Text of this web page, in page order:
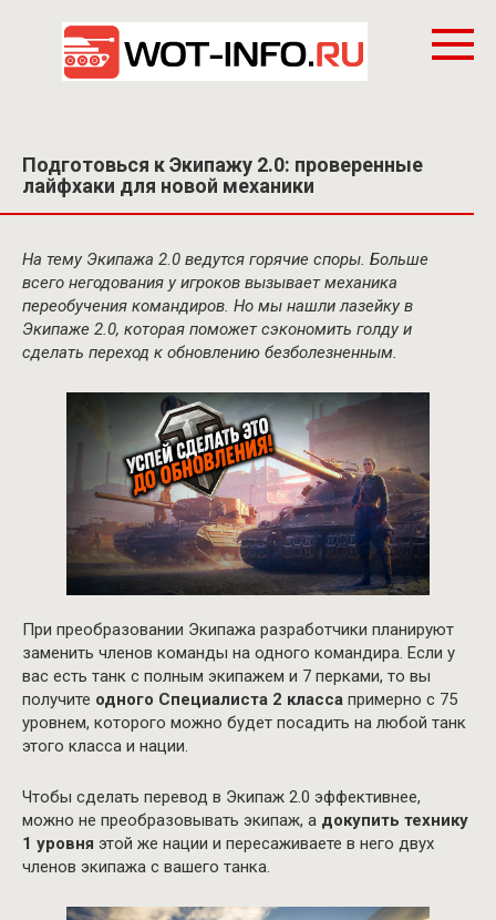
контенту
Подготовься к Экипажу 2.0: проверенные
лайфхаки для новой механики
На тему Экипажа 2.0 ведутся горячие споры. Больше
всего негодования у игроков вызывает механика
переобучения командиров. Но мы нашли лазейку в
Экипаже 2.0, которая поможет сэкономить голду и
сделать переход к обновлению безболезненным.
При преобразовании Экипажа разработчики планируют
заменить членов команды на одного командира. Если у
вас есть танк с полным экипажем и 7 перками, то вы
получите одного Специалиста 2 класса примерно с 75
уровнем, которого можно будет посадить на любой танк
этого класса и нации.
Чтобы сделать перевод в Экипаж 2.0 эффективнее,
можно не преобразовывать экипаж, а докупить технику
1 уровня этой же нации и пересаживаете в него двух
членов экипажа с вашего танка.